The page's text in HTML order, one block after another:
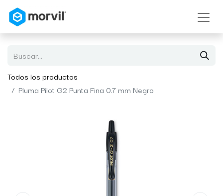
Todos los productos
Pluma Pilot G2 Punta Fina 0.7 mm Negro